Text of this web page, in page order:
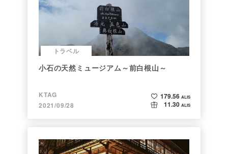
トラベル
小石の天然ミュージアム～前白根山～
KTAG
2021/09/28
179.56 ALIS
11.30 ALIS